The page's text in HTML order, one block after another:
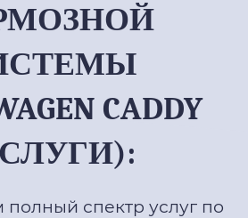
CADDY
спектр услуг по